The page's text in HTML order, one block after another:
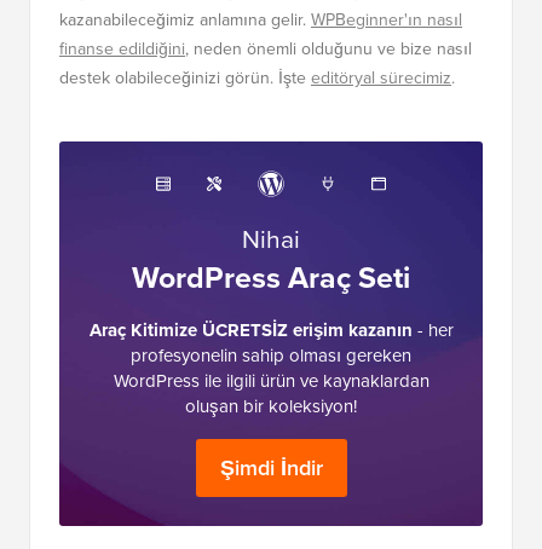
kazanabileceğimiz anlamına gelir.WPBeginner'ın nasıl
finanse edildiğini, neden önemli olduğunu ve bize nasıl
destek olabileceğinizi görün. İşte editöryal sürecimiz.
Nihai
WordPress Araç Seti
Araç Kitimize ÜCRETSİZ erişim kazanın - her
profesyonelin sahip olması gereken
WordPress ile ilgili ürün ve kaynaklardan
oluşan bir koleksiyon!
Şimdi İndir